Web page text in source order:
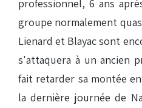
professionnel, 6 ans
groupe normalement
Lienard et Blayac sont
s'attaquera à un ancien
fait retarder sa montée
la dernière journée de